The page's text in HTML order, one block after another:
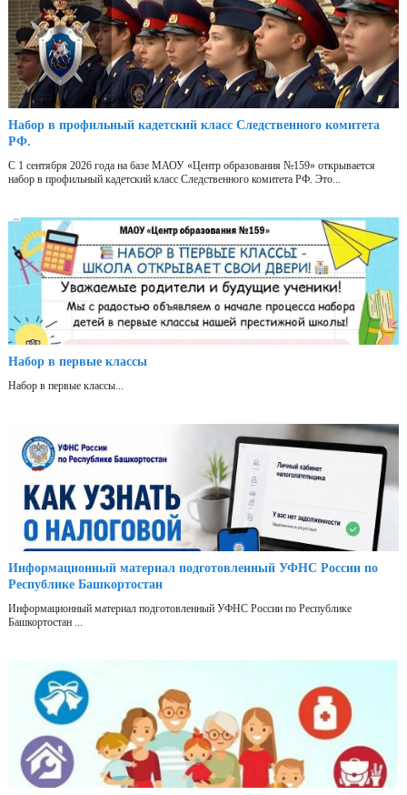
Набор в профильный кадетский класс Следственного комитета
РФ.
С 1 сентября 2026 года на базе МАОУ «Центр образования №159» открывается
набор в профильный кадетский класс Следственного комитета РФ. Это...
Набор в первые классы
Набор в первые классы...
Информационный материал подготовленный УФНС России по
Республике Башкортостан
Информационный материал подготовленный УФНС России по Республике
Башкортостан ...